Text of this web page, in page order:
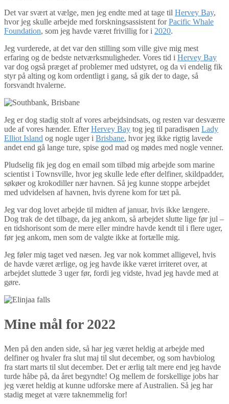
Det var svært at vælge, men jeg endte med at tage til Hervey Bay,
hvor jeg skulle arbejde med forskningsassistent forPacific Whale
Foundation, som jeg havde været frivillig for i 2020.
Jeg vurderede, at det var den stilling som ville give mig mest
erfaring og de bedste netværksmuligheder. Vores tid i Hervey Bay
var dog også præget af problemer med udstyret, og da vi endelig fik
styr på alting og kom ordentligt i gang, så gik der to dage, så
forsvandt hvalerne.
Jeg er dog stadig stolt af vores arbejdsindsats, og resten var desværre
ude af vores hænder. EfterHervey Bay tog jeg til paradisøen Lady
Elliot Island og nogle uger i Brisbane, hvor jeg ikke rigtig lavede
andet end gå lange ture, spise god mad og mødes med nogle venner.
Pludselig fik jeg dog en email som tilbød mig arbejde som marine
scientist i Townsville, hvor jeg skulle lede efter delfiner, skildpadder,
søkøer og krokodiller nær havnen. Så jeg kunne stoppe arbejdet
med udvidelsen af havnen, hvis dyrene kom for tæt på.
Jeg var dog lovet arbejde til midten af januar, hvis ikke længere.
Dog trak de det tilbage, da jeg ankom, så arbejdet slutte lige før jul –
en tidshorisont som de mere eller mindre havde kendt til i flere uger,
før jeg ankom, men som de valgte ikke at fortælle mig.
Jeg føler mig taget ved næsen. Jeg var nok kommet alligevel, hvis
de havde været ærlige, og jeg havde ikke været irriteret over, at
arbejdet sluttede 3 uger før, fordi jeg vidste, hvad jeg havde med at
gøre.
Mine mål for 2022
Men på den anden side, så har jeg været heldig at arbejde med
delfiner og hvaler fra slut maj til slut december, og som havbiolog
fra start marts til slut december. Det er ærlig talt mere end jeg havde
turde håbe på, da året begyndte! Og mellem de forskellige jobs har
jeg været heldig at kunne udforske mere af Australien. Så jeg har
stadig meget at være taknemmelig for!